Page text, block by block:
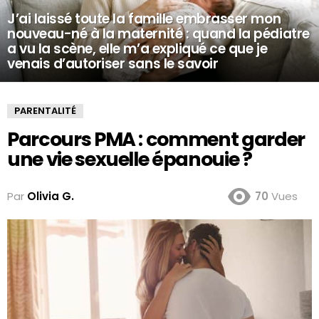
J’ai laissé toute la famille embrasser mon
nouveau-né à la maternité : quand la pédiatre
a vu la scène, elle m’a expliqué ce que je
venais d’autoriser sans le savoir
PARENTALITÉ
Parcours PMA : comment garder
une vie sexuelle épanouie ?
Par Olivia G. 70 Vues